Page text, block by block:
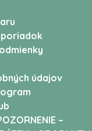
poriadok
údajov
–